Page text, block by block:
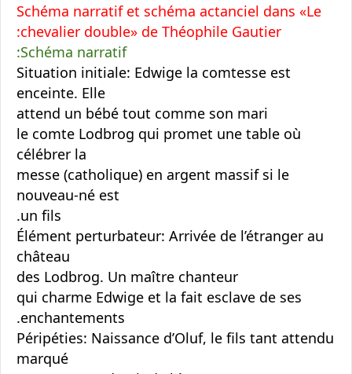
Schéma narratif et schéma actanciel dans «Le
chevalier double» de Théophile Gautier:
Schéma narratif:
Situation initiale: Edwige la comtesse est
enceinte. Elle
attend un bébé tout comme son mari
le comte Lodbrog qui promet une table où
célébrer la
messe (catholique) en argent massif si le
nouveau-né est
un fils.
Élément perturbateur: Arrivée de l’étranger au
château
des Lodbrog. Un maître chanteur
qui charme Edwige et la fait esclave de ses
enchantements.
Péripéties: Naissance d’Oluf, le fils tant attendu
marqué